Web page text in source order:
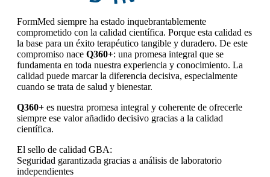
FormMed siempre ha estado inquebrantablemente
comprometido con la calidad científica. Porque esta calidad es
la base para un éxito terapéutico tangible y duradero. De este
compromiso nace Q360+: una promesa integral que se
fundamenta en toda nuestra experiencia y conocimiento. La
calidad puede marcar la diferencia decisiva, especialmente
cuando se trata de salud y bienestar.
Q360+ es nuestra promesa integral y coherente de ofrecerle
siempre ese valor añadido decisivo gracias a la calidad
científica.
El sello de calidad GBA:
Seguridad garantizada gracias a análisis de laboratorio
independientes